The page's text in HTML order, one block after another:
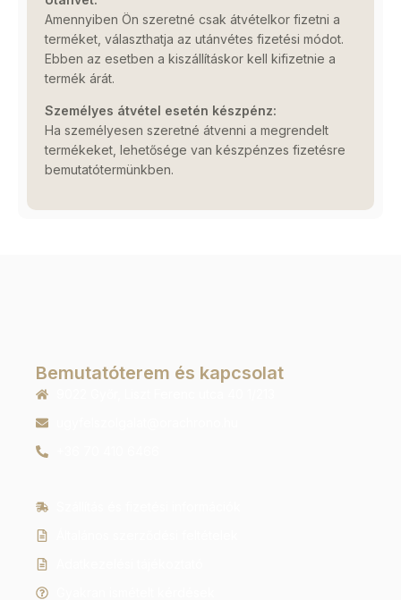
Amennyiben Ön szeretné csak átvételkor fizetni a
terméket, választhatja az utánvétes fizetési módot.
Ebben az esetben a kiszállításkor kell kifizetnie a
termék árát.
Személyes átvétel esetén készpénz:
Ha személyesen szeretné átvenni a megrendelt
termékeket, lehetősége van készpénzes fizetésre
bemutatótermünkben.
Bemutatóterem és kapcsolat